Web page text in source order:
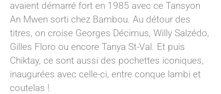
avaient démarré fort en 1985 avec ce Tansyon
An Mwen sorti chez Bambou. Au détour des
titres, on croise Georges Décimus, Willy Salzédo,
Gilles Floro ou encore Tanya St-Val. Et puis
Chiktay, ce sont aussi des pochettes iconiques,
inaugurées avec celle-ci, entre conque lambi et
coutelas !